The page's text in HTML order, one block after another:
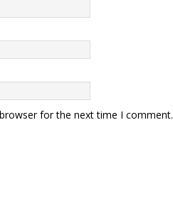
for the next time I comment.